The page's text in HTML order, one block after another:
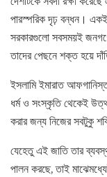
পারস্পরিক দৃঢ় বন্ধন।
সরকারগুলো সবসময়ই
তাদের পেছনে শক্ত হয়ে
ইসলামি ইমারাত
ধর্ম ও সংস্কৃতি থেকেই
করার জন্য নিজের সবটুকু
যেহেতু এই জাতি তার
পালন করছে, তাই